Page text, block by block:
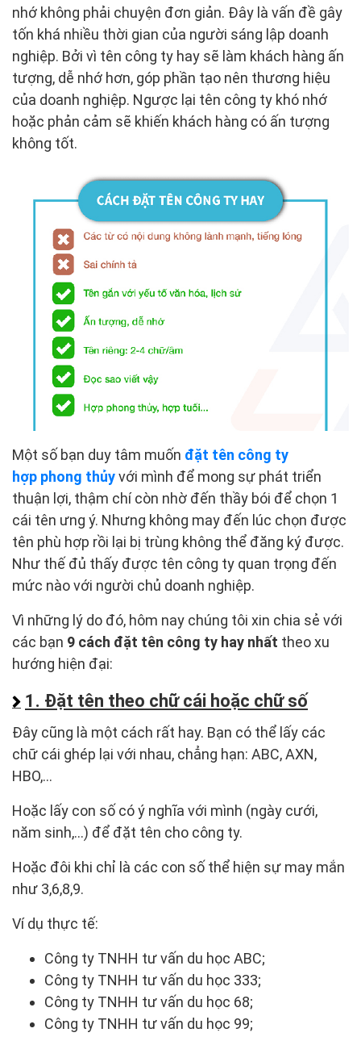
nhớ không phải chuyện đơn giản. Đây là vấn đề gây
tốn khá nhiều thời gian của người sáng lập doanh
nghiệp. Bởi vì tên công ty hay sẽ làm khách hàng ấn
tượng, dễ nhớ hơn, góp phần tạo nên thương hiệu
của doanh nghiệp. Ngược lại tên công ty khó nhớ
hoặc phản cảm sẽ khiến khách hàng có ấn tượng
không tốt.
Một số bạn duy tâm muốn đặt tên công ty
hợp phong thủyvới mình để mong sự phát triển
thuận lợi, thậm chí còn nhờ đến thầy bói để chọn 1
cái tên ưng ý. Nhưng không may đến lúc chọn được
tên phù hợp rồi lại bị trùng không thể đăng ký được.
Như thế đủ thấy được tên công ty quan trọng đến
mức nào với người chủ doanh nghiệp.
Vì những lý do đó, hôm nay chúng tôi xin chia sẻ với
các bạn 9 cách đặt tên công ty hay nhất theo xu
hướng hiện đại:
1. Đặt tên theo chữ cái hoặc chữ số
Đây cũng là một cách rất hay. Bạn có thể lấy các
chữ cái ghép lại với nhau, chẳng hạn: ABC, AXN,
HBO,…
Hoặc lấy con số có ý nghĩa với mình (ngày cưới,
năm sinh,…) để đặt tên cho công ty.
Hoặc đôi khi chỉ là các con số thể hiện sự may mắn
như 3,6,8,9.
Ví dụ thực tế:
Công ty TNHH tư vấn du học ABC;
Công ty TNHH tư vấn du học 333;
Công ty TNHH tư vấn du học 68;
Công ty TNHH tư vấn du học 99;